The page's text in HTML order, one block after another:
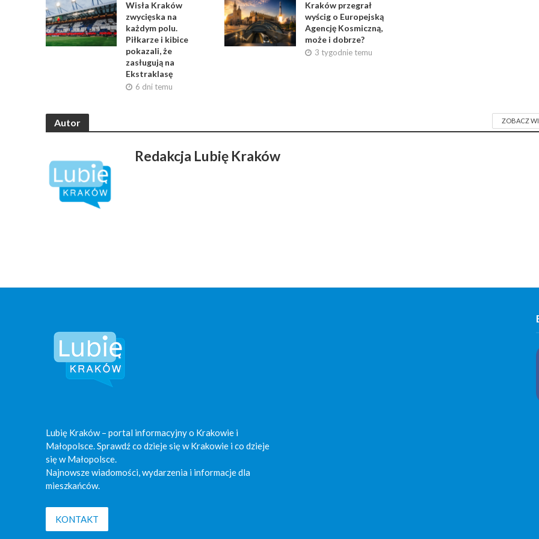
Wisła Kraków
zwycięska na
każdym polu.
Piłkarze i kibice
pokazali, że
zasługują na
Ekstraklasę
6 dni temu
Kraków przegrał
wyścig o Europejską
Agencję Kosmiczną,
może i dobrze?
3 tygodnie temu
Autor ZOBACZ
Redakcja Lubię Kraków
Lubię Kraków – portal informacyjny o Krakowie i
Małopolsce. Sprawdź co dzieje się w Krakowie i co dzieje
się w Małopolsce.
Najnowsze wiadomości, wydarzenia i informacje dla
mieszkańców.
KONTAKT